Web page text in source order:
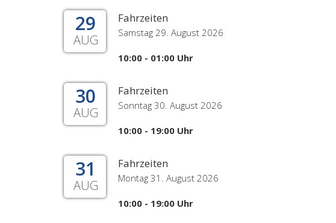
29
AUG
Fahrzeiten
Samstag 29. August 2026
10:00 - 01:00 Uhr
30
AUG
Fahrzeiten
Sonntag 30. August 2026
10:00 - 19:00 Uhr
31
AUG
Fahrzeiten
Montag 31. August 2026
10:00 - 19:00 Uhr